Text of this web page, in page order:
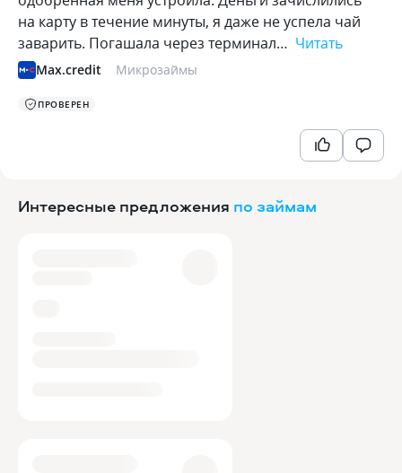
на карту в течение минуты, я даже не успела чай
заварить. Погашала через терминал… Читать
Max.credit Микрозаймы
ПРОВЕРЕН
Интересные предложения по займам